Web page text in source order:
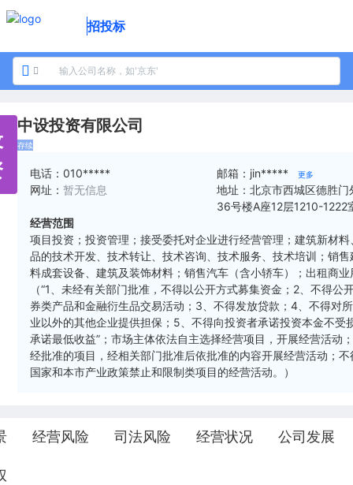
招投标
中设投资有限公司
存续
电话： 010***** 邮箱： jin***** 更多
网址： 暂无信息 地址： 北京市西城区德胜门
36号楼A座12层1210-1222
经营范围
项目投资；投资管理；接受委托对企业进行经营管理；建筑新材料
品的技术开发、技术转让、技术咨询、技术服务、技术培训；销售
料成套设备、建筑及装饰材料；销售汽车（含小轿车）；出租商业
（“1、未经有关部门批准，不得以公开方式募集资金；2、不得公
券类产品和金融衍生品交易活动；3、不得发放贷款；4、不得对
业以外的其他企业提供担保；5、不得向投资者承诺投资本金不受
承诺最低收益”；市场主体依法自主选择经营项目，开展经营活动
经批准的项目，经相关部门批准后依批准的内容开展经营活动；不
国家和本市产业政策禁止和限制类项目的经营活动。）
经营风险 司法风险 经营状况 公司发展